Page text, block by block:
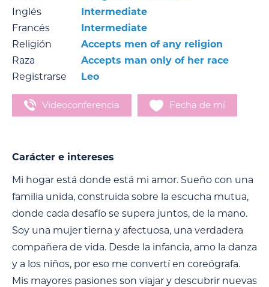
Inglés
Intermediate
Francés
Intermediate
Religión
Accepts men of any religion
Raza
Accepts man only of her race
Registrarse
Leo
Videoconferencia Fecha de mí
Carácter e intereses
Mi hogar está donde está mi amor. Sueño con una
familia unida, construida sobre la escucha mutua,
donde cada desafío se supera juntos, de la mano.
Soy una mujer tierna y afectuosa, una verdadera
compañera de vida. Desde la infancia, amo la danza
y a los niños, por eso me convertí en coreógrafa.
Mis mayores pasiones son viajar y descubrir nuevas